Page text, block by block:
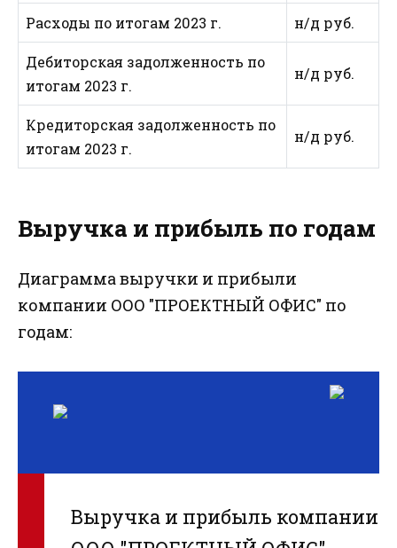
Расходы по итогам 2023 г. н/д руб.
Дебиторская задолженность по
итогам 2023 г.
н/д руб.
Кредиторская задолженность по
итогам 2023 г.
н/д руб.
Выручка и прибыль по годам
Диаграмма выручки и прибыли
компании ООО "ПРОЕКТНЫЙ ОФИС" по
годам:
Выручка и прибыль компании